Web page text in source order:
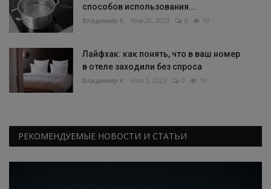
способов использования...
Владимир К. Янв 20, 2023 0 10
Лайфхак: как понять, что в ваш номер
в отеле заходили без спроса
Владимир К. Ноя 5, 2023 0 10
РЕКОМЕНДУЕМЫЕ НОВОСТИ И СТАТЬИ